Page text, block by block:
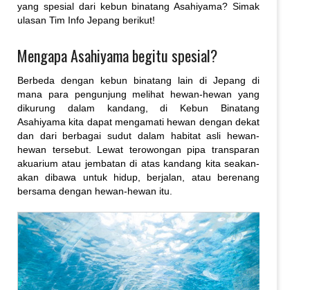
yang spesial dari kebun binatang Asahiyama? Simak
ulasan Tim Info Jepang berikut!
Mengapa Asahiyama begitu spesial?
Berbeda dengan kebun binatang lain di Jepang di
mana para pengunjung melihat hewan-hewan yang
dikurung dalam kandang, di Kebun Binatang
Asahiyama kita dapat mengamati hewan dengan dekat
dan dari berbagai sudut dalam habitat asli hewan-
hewan tersebut. Lewat terowongan pipa transparan
akuarium atau jembatan di atas kandang kita seakan-
akan dibawa untuk hidup, berjalan, atau berenang
bersama dengan hewan-hewan itu.